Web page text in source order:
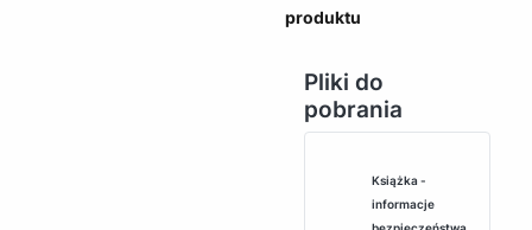
produktu
Pliki do
pobrania
Książka -
informacje